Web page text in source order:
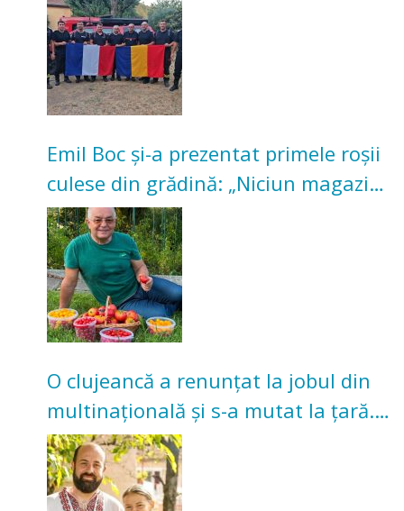
Emil Boc și-a prezentat primele roșii
culese din grădină: „Niciun magazin
nu poate oferi această satisfacție”
O clujeancă a renunțat la jobul din
multinațională și s-a mutat la țară.
Acum cultivă legume în grădina
bunicilor